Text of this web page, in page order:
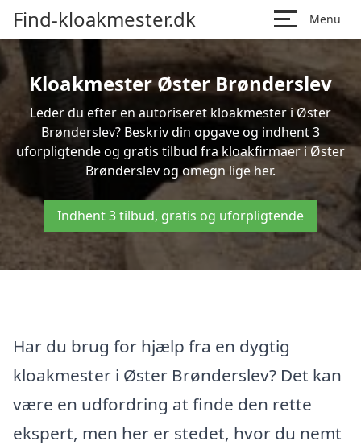
Find-kloakmester.dk Menu
Kloakmester Øster Brønderslev
Leder du efter en autoriseret kloakmester i Øster
Brønderslev? Beskriv din opgave og indhent 3
uforpligtende og gratis tilbud fra kloakfirmaer i Øster
Brønderslev og omegn lige her.
Indhent 3 tilbud, gratis og uforpligtende
Har du brug for hjælp fra en dygtig
kloakmester i Øster Brønderslev? Det kan
være en udfordring at finde den rette
ekspert, men her er stedet, hvor du nemt